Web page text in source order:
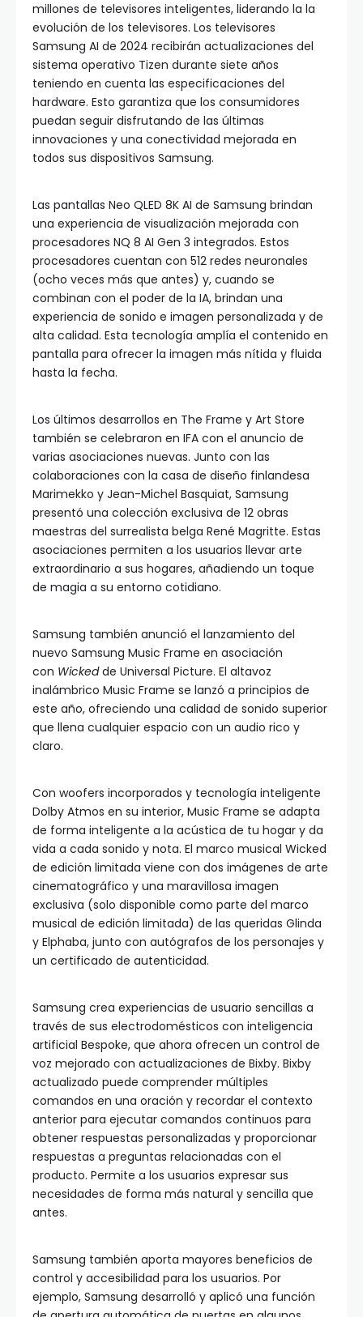
millones de televisores inteligentes, liderando la la
evolución de los televisores. Los televisores
Samsung AI de 2024 recibirán actualizaciones del
sistema operativo Tizen durante siete años
teniendo en cuenta las especificaciones del
hardware. Esto garantiza que los consumidores
puedan seguir disfrutando de las últimas
innovaciones y una conectividad mejorada en
todos sus dispositivos Samsung.
Las pantallas Neo QLED 8K AI de Samsung brindan
una experiencia de visualización mejorada con
procesadores NQ 8 AI Gen 3 integrados. Estos
procesadores cuentan con 512 redes neuronales
(ocho veces más que antes) y, cuando se
combinan con el poder de la IA, brindan una
experiencia de sonido e imagen personalizada y de
alta calidad. Esta tecnología amplía el contenido en
pantalla para ofrecer la imagen más nítida y fluida
hasta la fecha.
Los últimos desarrollos en The Frame y Art Store
también se celebraron en IFA con el anuncio de
varias asociaciones nuevas. Junto con las
colaboraciones con la casa de diseño finlandesa
Marimekko y Jean-Michel Basquiat, Samsung
presentó una colección exclusiva de 12 obras
maestras del surrealista belga René Magritte. Estas
asociaciones permiten a los usuarios llevar arte
extraordinario a sus hogares, añadiendo un toque
de magia a su entorno cotidiano.
Samsung también anunció el lanzamiento del
nuevo Samsung Music Frame en asociación
con Wickedde Universal Picture. El altavoz
inalámbrico Music Frame se lanzó a principios de
este año, ofreciendo una calidad de sonido superior
que llena cualquier espacio con un audio rico y
claro.
Con woofers incorporados y tecnología inteligente
Dolby Atmos en su interior, Music Frame se adapta
de forma inteligente a la acústica de tu hogar y da
vida a cada sonido y nota. El marco musical Wicked
de edición limitada viene con dos imágenes de arte
cinematográfico y una maravillosa imagen
exclusiva (solo disponible como parte del marco
musical de edición limitada) de las queridas Glinda
y Elphaba, junto con autógrafos de los personajes y
un certificado de autenticidad.
Samsung crea experiencias de usuario sencillas a
través de sus electrodomésticos con inteligencia
artificial Bespoke, que ahora ofrecen un control de
voz mejorado con actualizaciones de Bixby. Bixby
actualizado puede comprender múltiples
comandos en una oración y recordar el contexto
anterior para ejecutar comandos continuos para
obtener respuestas personalizadas y proporcionar
respuestas a preguntas relacionadas con el
producto. Permite a los usuarios expresar sus
necesidades de forma más natural y sencilla que
antes.
Samsung también aporta mayores beneficios de
control y accesibilidad para los usuarios. Por
ejemplo, Samsung desarrolló y aplicó una función